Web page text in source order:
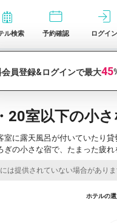
ル検索 予約確認 ログイン
20室以下の小
に露天風呂が付いていたり
の小さな宿で、たまった疲れ
ホテルの